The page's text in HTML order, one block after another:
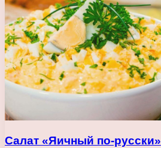
Салат «Яичный по-русски»